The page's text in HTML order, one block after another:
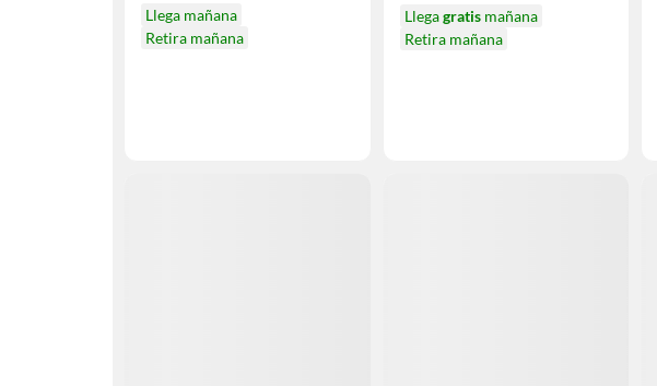
Llega mañana
Retira mañana
Llegagratismañana
Retira mañana